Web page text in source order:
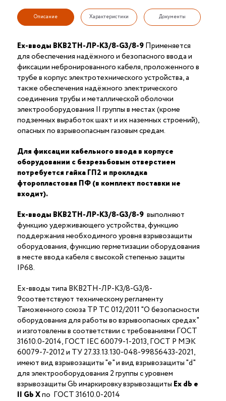
Описание Характеристики Документы
Ex-вводы ВКВ2ТН-ЛР-К3/8-G3/8-9Применяется
для обеспечения надёжного и безопасного ввода и
фиксации небронированного кабеля, проложенного в
трубе в корпус электротехнического устройства, а
также обеспечения надёжного электрического
соединения трубы и металлической оболочки
электрооборудования II группы в местах (кроме
подземных выработок шахт и их наземных строений),
опасных по взрывоопасным газовым средам.
Для фиксации кабельного ввода в корпусе
оборудовании с безрезьбовым отверстием
потребуется гайка ГП2 и прокладка
фторопластовая ПФ (в комплект поставки не
входит).
Ex-вводы ВКВ2ТН-ЛР-К3/8-G3/8-9 выполняют
функцию удерживающего устройства, функцию
поддержания необходимого уровня взрывозащиты
оборудования, функцию герметизации оборудования
в месте ввода кабеля с высокой степенью защиты
IP68.
Ex-вводы типа ВКВ2ТН-ЛР-К3/8-G3/8-
9соответствуют техническому регламенту
Таможенного союза ТР ТС 012/2011 "О безопасности
оборудования для работы во взрывоопасных средах"
и изготовлены в соответствии с требованиями ГОСТ
31610.0-2014, ГОСТ IEC 60079-1-2013, ГОСТ Р МЭК
60079-7-2012 и ТУ 27.33.13.130-048-99856433-2021,
имеют вид взрывозащиты "е" и вид взрывозащиты "d"
для электрооборудования 2 группы с уровнем
взрывозащиты Gb имаркировку взрывозащиты Ехdb е
II Gb Xпо ГОСТ 31610.0-2014